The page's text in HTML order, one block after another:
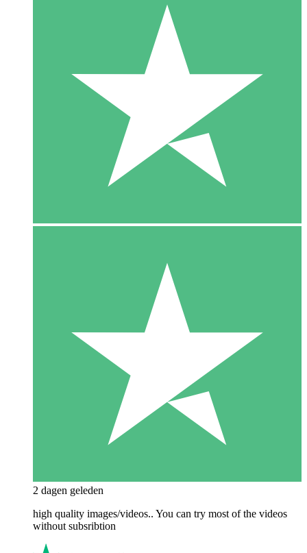
2 dagen geleden
high quality images/videos.. You can try most of the videos
without subsribtion